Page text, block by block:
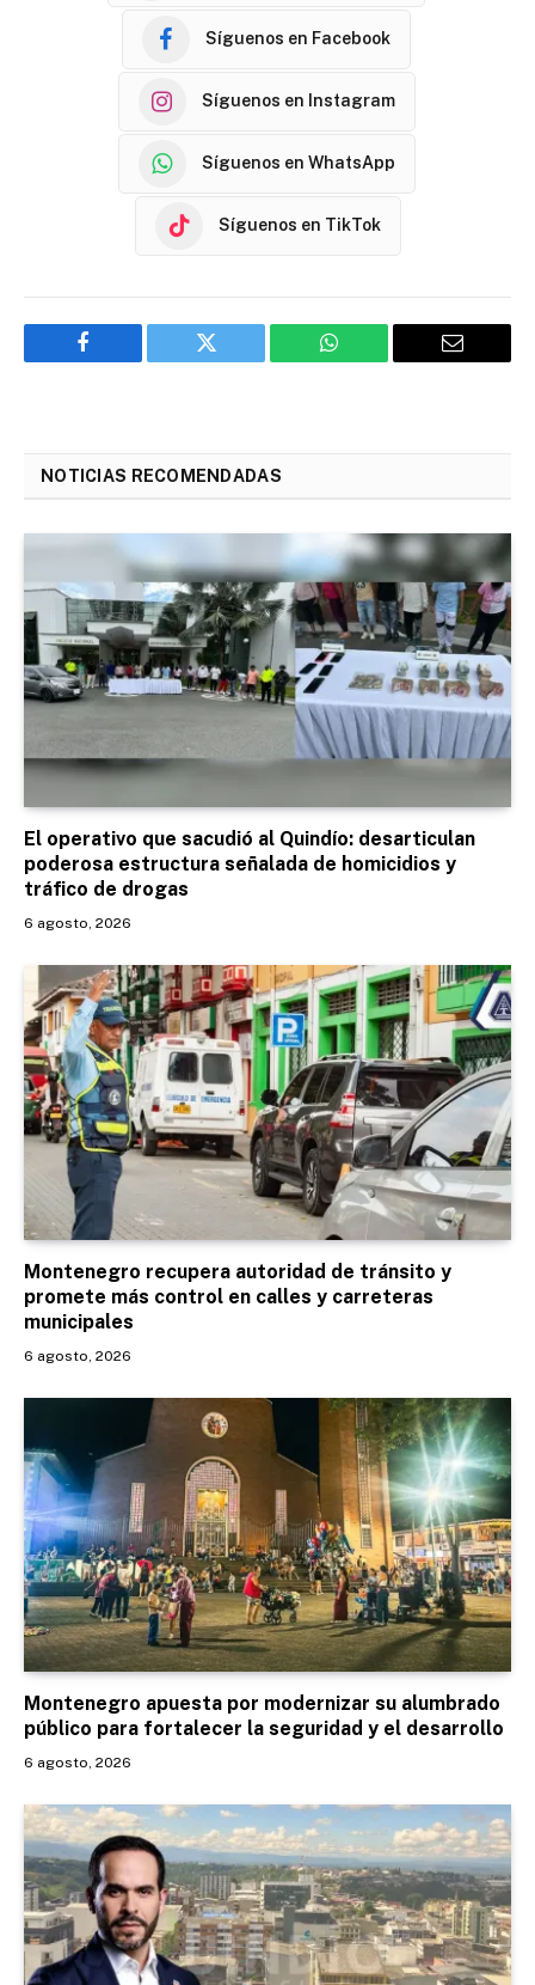
Síguenos en Facebook
Síguenos en Instagram
Síguenos en WhatsApp
Síguenos en TikTok
Facebook Twitter WhatsApp Email
NOTICIAS RECOMENDADAS
El operativo que sacudió al Quindío: desarticulan
poderosa estructura señalada de homicidios y
tráfico de drogas
6 agosto, 2026
Montenegro recupera autoridad de tránsito y
promete más control en calles y carreteras
municipales
6 agosto, 2026
Montenegro apuesta por modernizar su alumbrado
público para fortalecer la seguridad y el desarrollo
6 agosto, 2026